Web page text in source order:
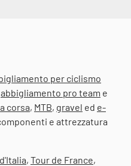
per ciclismo
abbigliamento pro team e
corsa, MTB, gravel ed e-
e attrezzatura
, Tour de France,